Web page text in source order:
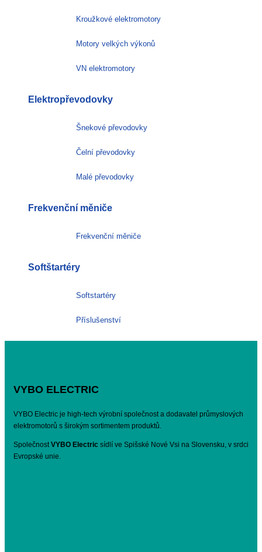
Kroužkové elektromotory
Motory velkých výkonů
VN elektromotory
Elektropřevodovky
Šnekové převodovky
Čelní převodovky
Malé převodovky
Frekvenční měniče
Frekvenční měniče
Softštartéry
Softstartéry
Příslušenství
VYBO ELECTRIC
VYBO Electric je high-tech výrobní společnost a dodavatel průmyslových
elektromotorů s širokým sortimentem produktů.
SpolečnostVYBO Electric sídlí ve Spišské Nové Vsi na Slovensku, v srdci
Evropské unie.